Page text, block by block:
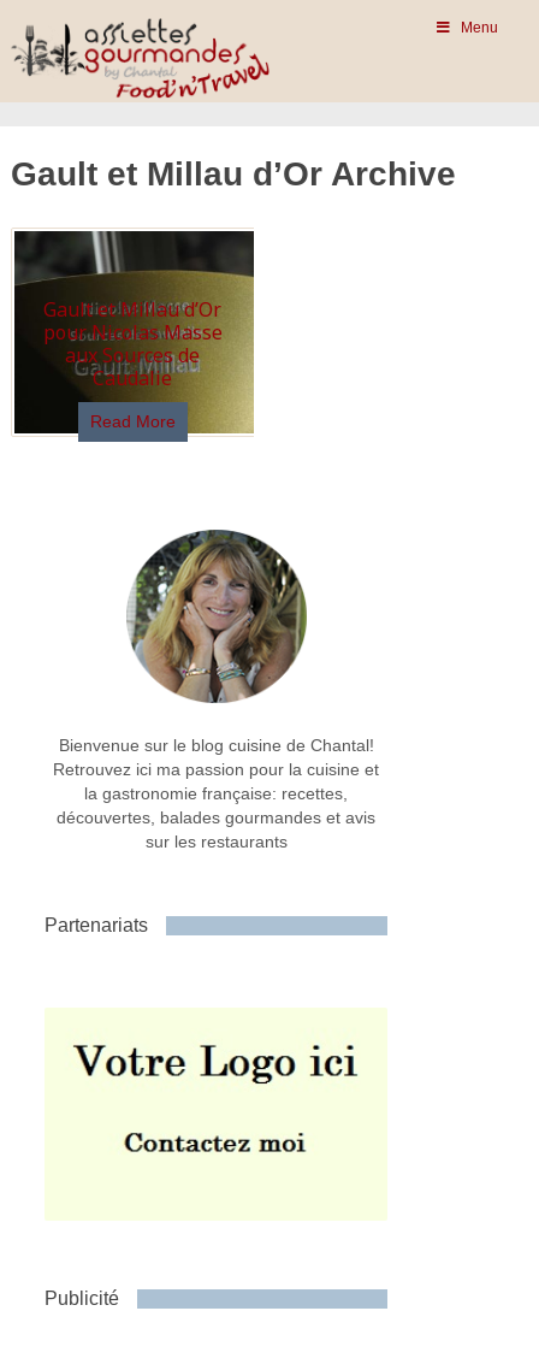
Menu
Gault et Millau d’Or Archive
Gault et Millau d’Or
pour Nicolas Masse
aux Sources de
Caudalie
Read More
Bienvenue sur le blog cuisine de Chantal!
Retrouvez ici ma passion pour la cuisine et
la gastronomie française: recettes,
découvertes, balades gourmandes et avis
sur les restaurants
Partenariats
Publicité